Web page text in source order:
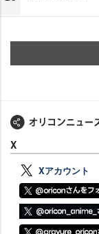
X
Xアカウント